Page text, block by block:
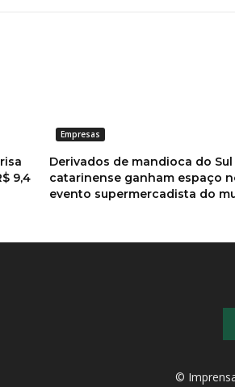
9,4
Empresas
Derivados de mandioca do Sul
catarinense ganham espaço
evento supermercadista do
©